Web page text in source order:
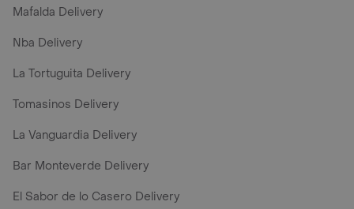
Mafalda Delivery
Nba Delivery
La Tortuguita Delivery
Tomasinos Delivery
La Vanguardia Delivery
Bar Monteverde Delivery
El Sabor de lo Casero Delivery